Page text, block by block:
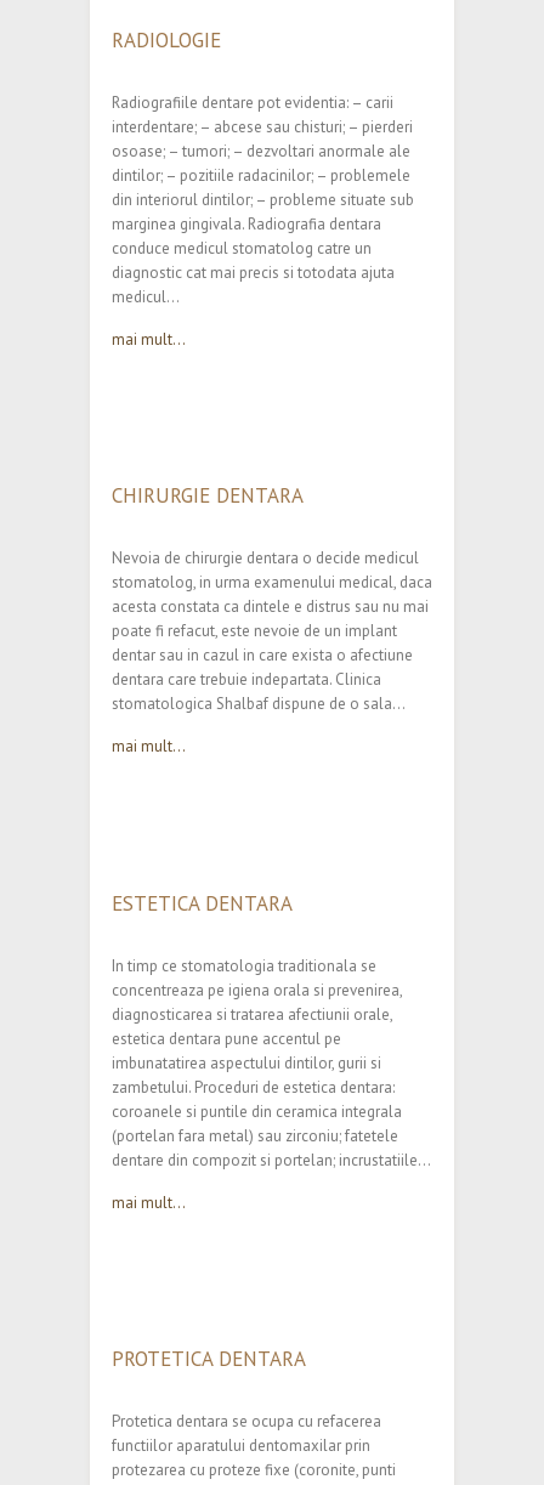
RADIOLOGIE
Radiografiile dentare pot evidentia: – carii
interdentare; – abcese sau chisturi; – pierderi
osoase; – tumori; – dezvoltari anormale ale
dintilor; – pozitiile radacinilor; – problemele
din interiorul dintilor; – probleme situate sub
marginea gingivala. Radiografia dentara
conduce medicul stomatolog catre un
diagnostic cat mai precis si totodata ajuta
medicul…
mai mult...
CHIRURGIE DENTARA
Nevoia de chirurgie dentara o decide medicul
stomatolog, in urma examenului medical, daca
acesta constata ca dintele e distrus sau nu mai
poate fi refacut, este nevoie de un implant
dentar sau in cazul in care exista o afectiune
dentara care trebuie indepartata. Clinica
stomatologica Shalbaf dispune de o sala…
mai mult...
ESTETICA DENTARA
In timp ce stomatologia traditionala se
concentreaza pe igiena orala si prevenirea,
diagnosticarea si tratarea afectiunii orale,
estetica dentara pune accentul pe
imbunatatirea aspectului dintilor, gurii si
zambetului. Proceduri de estetica dentara:
coroanele si puntile din ceramica integrala
(portelan fara metal) sau zirconiu; fatetele
dentare din compozit si portelan; incrustatiile…
mai mult...
PROTETICA DENTARA
Protetica dentara se ocupa cu refacerea
functiilor aparatului dentomaxilar prin
protezarea cu proteze fixe (coronite, punti